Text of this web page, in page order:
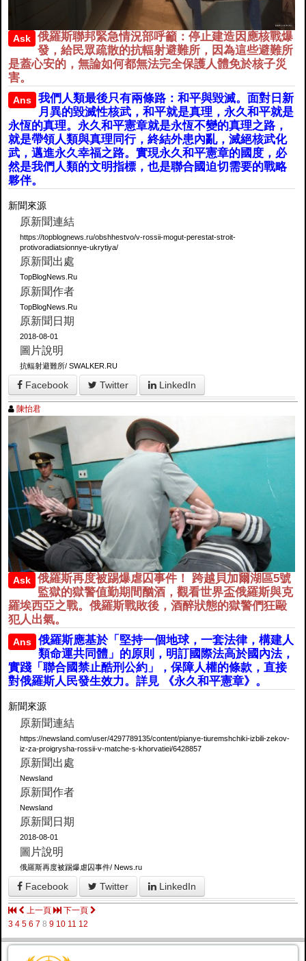
Ask
俄羅斯聯邦緊急情況部呼籲：停止建造因應核戰爆
發，給民眾疏散的抗輻射避難所，因為這些避難所
是蓋心安的，無論如何都無法完全保護人體免於核子災
害。
Ans
我們人類最後只有兩條路：和平與毀滅。面對日新
月異的毀滅性核武，和平就是真理，永久和平就是
永恆的真理。永久和平憲章就是永恆不變的真理之路，
就是帶領人類與真理同行，終結外患內亂，滅絕核武化
武，邁進永久幸福之路。實現永久和平憲章的國度，必
然是我們人類的文明指標，也是聯合國迫切需要的戰略
夥伴。
新聞來源
原新聞連結
https://topblognews.ru/obshhestvo/v-rossii-mogut-perestat-stroit-
protivoradiatsionnye-ukrytiya/
原新聞出處
TopBlogNews.Ru
原新聞作者
TopBlogNews.Ru
原新聞日期
2018-08-01
圖片說明
抗輻射避難所/ SWALKER.RU
Facebook Twitter LinkedIn
陳怡君
Ask
俄羅斯再度被踢爆虐囚事件！ 跨越貝加爾湖區5號
監獄的獄警值勤期間酗酒，觀看世界盃俄羅斯與克
羅埃西亞之戰。俄羅斯戰敗後，酒醉狀態的獄警們狂毆
犯人出氣。
Ans
俄羅斯應基於「堅持一個地球，一套法律，構建人
類命運共同體」的原則，明訂國際法高於國內法，
實踐「聯合國禁止酷刑公約」，保障人權的條款，直接
對俄羅斯人民發生效力。詳見 《永久和平憲章》。
新聞來源
原新聞連結
https://newsland.com/user/4297789135/content/pianye-tiuremshchiki-izbili-zekov-
iz-za-proigrysha-rossii-v-matche-s-khorvatiei/6428857
原新聞出處
Newsland
原新聞作者
Newsland
原新聞日期
2018-08-01
圖片說明
俄羅斯再度被踢爆虐囚事件/ News.ru
Facebook Twitter LinkedIn
上一頁
下一頁
3 4 5 6 7 8 9 10 11 12